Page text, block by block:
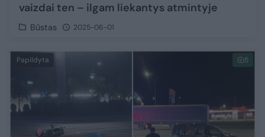
vaizdai ten – ilgam liekantys atmintyje
Būstas 2025-06-01
Papildyta 5